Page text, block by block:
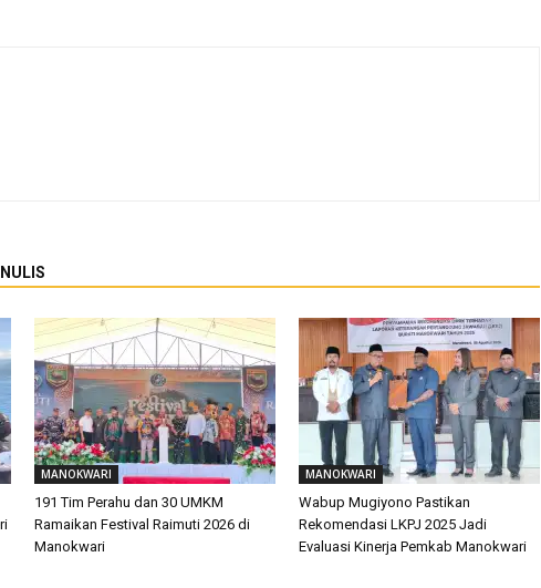
MANOKWARI
191 Tim Perahu dan 30 UMKM
Ramaikan Festival Raimuti 2026 di
Manokwari
MANOKWARI
Wabup Mugiyono Pastikan
Rekomendasi LKPJ 2025 Jadi
Evaluasi Kinerja Pemkab Manokwari